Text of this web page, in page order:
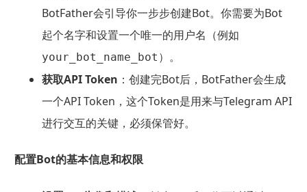
BotFather会引导你一步步创建Bot。你需要为Bot
起个名字和设置一个唯一的用户名（例如
your_bot_name_bot ）。
获取API Token ：创建完Bot后，BotFather会生成
一个API Token，这个Token是用来与Telegram API
进行交互的关键，必须保管好。
配置Bot的基本信息和权限